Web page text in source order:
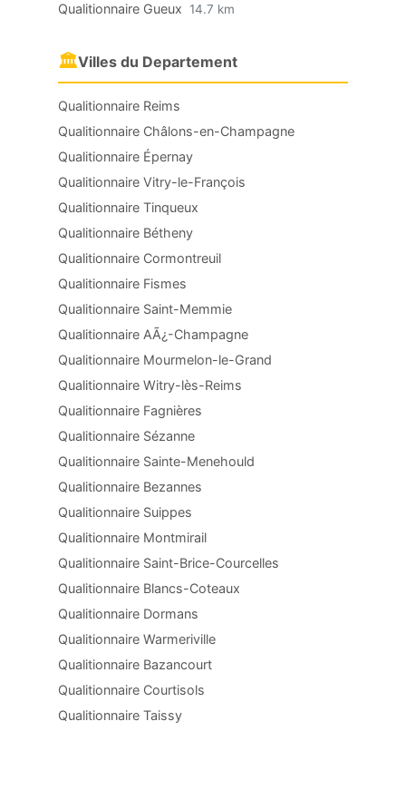
Qualitionnaire Gueux 14.7 km
🏛Villes du Departement
Qualitionnaire Reims
Qualitionnaire Châlons-en-Champagne
Qualitionnaire Épernay
Qualitionnaire Vitry-le-François
Qualitionnaire Tinqueux
Qualitionnaire Bétheny
Qualitionnaire Cormontreuil
Qualitionnaire Fismes
Qualitionnaire Saint-Memmie
Qualitionnaire AÃ¿-Champagne
Qualitionnaire Mourmelon-le-Grand
Qualitionnaire Witry-lès-Reims
Qualitionnaire Fagnières
Qualitionnaire Sézanne
Qualitionnaire Sainte-Menehould
Qualitionnaire Bezannes
Qualitionnaire Suippes
Qualitionnaire Montmirail
Qualitionnaire Saint-Brice-Courcelles
Qualitionnaire Blancs-Coteaux
Qualitionnaire Dormans
Qualitionnaire Warmeriville
Qualitionnaire Bazancourt
Qualitionnaire Courtisols
Qualitionnaire Taissy